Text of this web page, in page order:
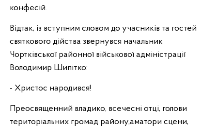
конфесій.
Відтак, із вступним словом до учасників та гостей
святкового дійства звернувся начальник
Чортківської районної військової адміністрації
Володимир Шипітко:
- Христос народився!
Преосвященний владико, всечесні отці, голови
територіальних громад району,аматори сцени,